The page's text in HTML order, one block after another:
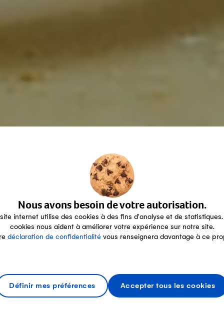
Nous avons besoin de votre autorisation.
internet utilise des cookies à des fins d'analyse et de statistiques.
cookies nous aident à améliorer votre expérience sur notre site.
déclaration de confidentialité vous renseignera davantage à ce
Définir mes préférences Accepter tous les cookies